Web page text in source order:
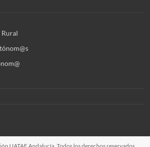
Rural